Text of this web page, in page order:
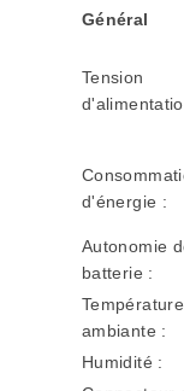
Général
Tension
d'énergie :
Autonomie
batterie :
Température
ambiante :
Humidité :